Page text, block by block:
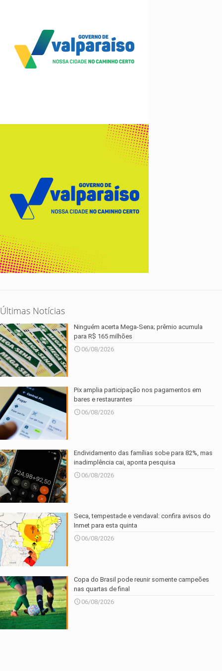
Últimas Notícias
Ninguém acerta Mega-Sena; prêmio acumula
para R$ 165 milhões
06/08/2026
Pix amplia participação nos pagamentos em
bares e restaurantes
06/08/2026
Endividamento das famílias sobe para 82%, mas
inadimplência cai, aponta pesquisa
06/08/2026
Seca, tempestade e vendaval: confira avisos do
Inmet para esta quinta
06/08/2026
Copa do Brasil pode reunir somente campeões
nas quartas de final
06/08/2026